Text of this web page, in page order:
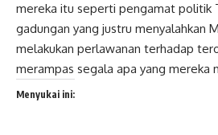
mereka itu seperti pengamat politik
gadungan yang justru menyalahkan
melakukan perlawanan terhadap
merampas segala apa yang mereka
Menyukai ini: